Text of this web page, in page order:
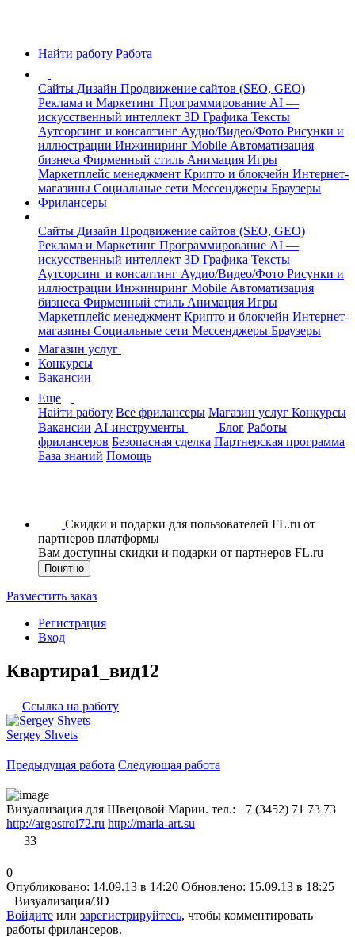
Найти работу Работа
Сайты Дизайн Продвижение сайтов (SEO, GEO)
Реклама и Маркетинг Программирование AI —
искусственный интеллект 3D Графика Тексты
Аутсорсинг и консалтинг Аудио/Видео/Фото Рисунки и
иллюстрации Инжиниринг Mobile Автоматизация
бизнеса Фирменный стиль Анимация Игры
Маркетплейс менеджмент Крипто и блокчейн Интернет-
магазины Социальные сети Мессенджеры Браузеры
Фрилансеры
Сайты Дизайн Продвижение сайтов (SEO, GEO)
Реклама и Маркетинг Программирование AI —
искусственный интеллект 3D Графика Тексты
Аутсорсинг и консалтинг Аудио/Видео/Фото Рисунки и
иллюстрации Инжиниринг Mobile Автоматизация
бизнеса Фирменный стиль Анимация Игры
Маркетплейс менеджмент Крипто и блокчейн Интернет-
магазины Социальные сети Мессенджеры Браузеры
Магазин услуг
Конкурсы
Вакансии
Еще
Найти работу Все фрилансеры Магазин услуг Конкурсы
Вакансии AI-инструменты Блог Работы
фрилансеров Безопасная сделка Партнерская программа
База знаний Помощь
Скидки и подарки для пользователей FL.ru от
партнеров платформы
Вам доступны скидки и подарки от партнеров FL.ru
Понятно
Разместить заказ
Регистрация
Вход
Квартира1_вид12
Ссылка на работу
Sergey Shvets
Предыдущая работа Следующая работа
Визуализация для Швецовой Марии. тел.: +7 (3452) 71 73 73
http://argostroi72.ru http://maria-art.su
33
0
Опубликовано: 14.09.13 в 14:20 Обновлено: 15.09.13 в 18:25
Визуализация/3D
Войдите или зарегистрируйтесь, чтобы комментировать
работы фрилансеров.